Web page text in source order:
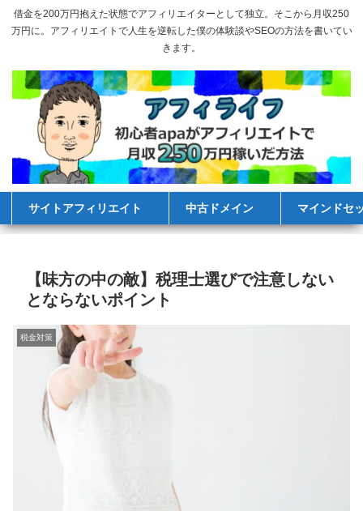
借金を200万円抱えた状態でアフィリエイターとして独立。そこから月収250
万円に。アフィリエイトで人生を逆転した僕の体験談やSEOの方法を書いてい
きます。
サイトアフィリエイト 中古ドメイン マインドセ
【味方の中の敵】税理士選びで注意しない
とならないポイント
税金対策